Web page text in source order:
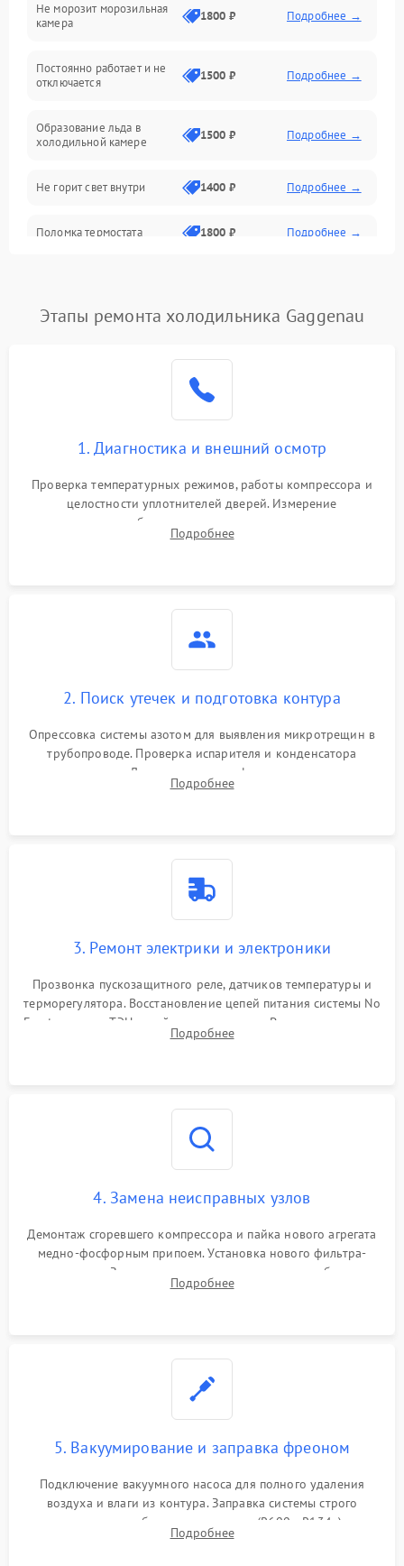
Дренаж
Не морозит морозильная
камера
1800 ₽ Подробнее →
Постоянно работает и не
отключается
1500 ₽ Подробнее →
Образование льда в
холодильной камере
1500 ₽ Подробнее →
Не горит свет внутри 1400 ₽ Подробнее →
Поломка термостата 1800 ₽ Подробнее →
Поломка системы No Frost 2600 ₽ Подробнее →
работе
2000 ₽ Подробнее →
1000 ₽
1800 ₽
Этапы ремонта холодильника Gaggenau
1. Диагностика и внешний осмотр
Проверка температурных режимов, работы компрессора и
целостности уплотнителей дверей. Измерение
сопротивления обмоток мотора, проверка термостата и
считывание кодов ошибок с электронного дисплея.
Подробнее
2. Поиск утечек и подготовка контура
Опрессовка системы азотом для выявления микротрещин в
трубопроводе. Проверка испарителя и конденсатора
течеискателем. Демонтаж старого фильтра-осушителя и
продувка капиллярной трубки для устранения засоров.
Подробнее
3. Ремонт электрики и электроники
Прозвонка пускозащитного реле, датчиков температуры и
терморегулятора. Восстановление цепей питания системы No
Frost, включая ТЭН оттайки и вентилятор. Ремонт или замена
платы управления при сбоях алгоритмов.
Подробнее
4. Замена неисправных узлов
Демонтаж сгоревшего компрессора и пайка нового агрегата
медно-фосфорным припоем. Установка нового фильтра-
осушителя. Замена изношенных вентиляторов обдува,
сломанных заслонок или поврежденных дверных петель.
Подробнее
5. Вакуумирование и заправка фреоном
Подключение вакуумного насоса для полного удаления
воздуха и влаги из контура. Заправка системы строго
дозированным объемом хладагента (R600a, R134a) по
электронным весам. Контроль рабочего давления в системе.
Подробнее